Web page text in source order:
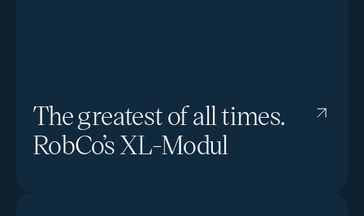
The greatest of all times.
RobCo’s XL-Modul